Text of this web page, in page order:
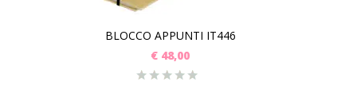
BLOCCO APPUNTI IT446
€ 48,00